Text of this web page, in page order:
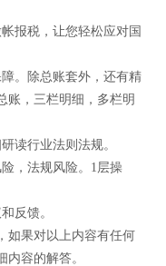
报税，让您轻松应对国
。除总账套外，还有精
账，三栏明细，多栏明
读行业法则法规。
，法规风险。1层操
反馈。
果对以上内容有任何
容的解答。